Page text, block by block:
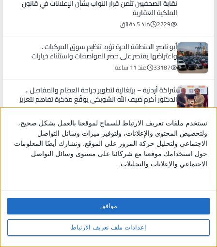
موافق
نقابة الصحفيين تثمن قرار النواب بشأن الإعلانات في قانون
الملكية العقارية
2729 منذ 5 دقائق
أبو ناصر: المنطقة الحرة تؤيد تنظيم سوق المركبات ..
واعتراضها يقتصر على حصر المواصفات واستثناء خيارات
أثبتت جدارتها في السوق
33187 منذ 11 ساعة
شراكة أردنية – برتغالية لتطوير جراحة العظام والمفاصل ..
الدكتور أكرم ضيف الله الشوبكي يوقّع مذكرة تفاهم لتعزيز
التدريب الطبي الدولي
24040 منذ 11 ساعة
كلية لومينوس الجامعية التقنية تحتفل بمرور 15 عاماً على
شراكتها الاستراتيجية مع Pearson في تقديم برامج BTEC
24505 منذ 2 يوم
80814 منذ 2 يوم
شركة كهرباء إربد تطلق خدماتها الإلكترونية المتكاملة عبر
تطبيقها الذكي وبالتكامل مع تطبيق “سند”